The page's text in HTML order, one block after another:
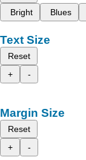
Bright
Blues
Text Size
Reset
+
-
Margin Size
Reset
+
-